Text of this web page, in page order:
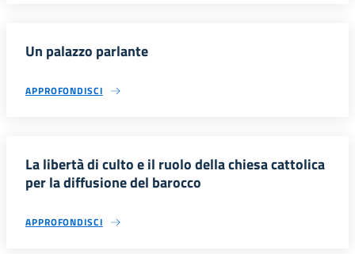
Un palazzo parlante
APPROFONDISCI
La libertà di culto e il ruolo della chiesa cattolica
per la diffusione del barocco
APPROFONDISCI